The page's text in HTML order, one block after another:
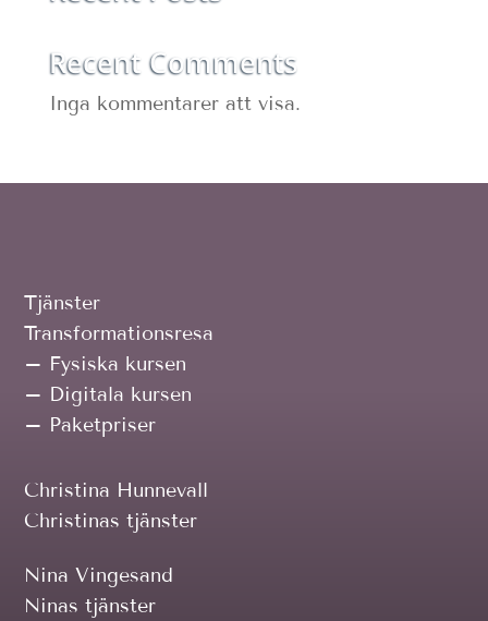
Recent Comments
Inga kommentarer att visa.
Tjänster
Transformationsresa
– Fysiska kursen
– Digitala kursen
– Paketpriser
Christina Hunnevall
Christinas tjänster
Nina Vingesand
Ninas tjänster